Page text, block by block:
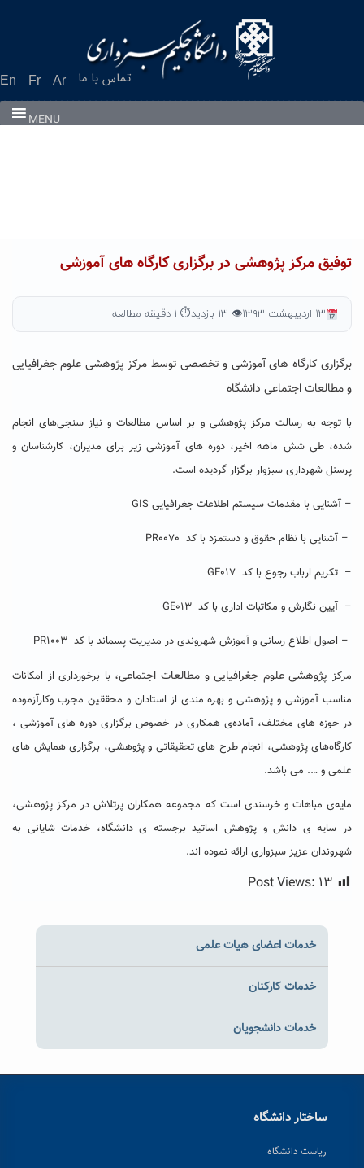
En Fr Ar تماس با ما
MENU
توفیق مرکز پژوهشی در برگزاری کارگاه های آموزشی
۱۳ اردیبهشت ۱۳۹۳ 👁 ۱۳ بازدید ⏱ ۱ دقیقه مطالعه
برگزاری کارگاه های آموزشی و تخصصی توسط مرکز پژوهشی علوم جغرافیایی
و مطالعات اجتماعی دانشگاه
با توجه به رسالت مرکز پژوهشی و بر اساس مطالعات و نیاز سنجی‌های انجام
شده، طی شش ماهه اخیر، دوره های آموزشی زیر برای مدیران، کارشناسان و
پرسنل شهرداری سبزوار برگزار گردیده است.
– آشنایی با مقدمات سیستم اطلاعات جغرافیایی GIS
– آشنایی با نظام حقوق و دستمزد با کد PR0070
– تکریم ارباب رجوع با کد GE017
– آیین نگارش و مکاتبات اداری با کد GE013
– اصول اطلاع رسانی و آموزش شهروندی در مدیریت پسماند با کد PR1003
مرکز پژوهشی علوم جغرافیایی و مطالعات اجتماعی، با برخورداری از امکانات
مناسب آموزشی و پژوهشی و بهره مندی از استادان و محققین مجرب وکارآزموده
در حوزه های مختلف، آماده‌ی همکاری در خصوص برگزاری دوره های آموزشی ،
کارگاه‌های پژوهشی، انجام طرح های تحقیقاتی و پژوهشی، برگزاری همایش های
علمی و …. می باشد.
مایه‌ی مباهات و خرسندی است که مجموعه همکاران پرتلاش در مرکز پژوهشی،
در سایه ی دانش و پژوهش اساتید برجسته ی دانشگاه، خدمات شایانی به
شهروندان عزیز سبزواری ارائه نموده اند.
Post Views: ۱۳
خدمات اعضای هیات علمی
خدمات کارکنان
خدمات دانشجویان
ساختار دانشگاه
ریاست دانشگاه